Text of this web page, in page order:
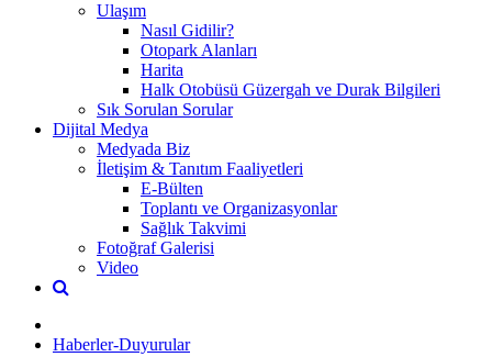
Ulaşım
Nasıl Gidilir?
Otopark Alanları
Harita
Halk Otobüsü Güzergah ve Durak Bilgileri
Sık Sorulan Sorular
Dijital Medya
Medyada Biz
İletişim & Tanıtım Faaliyetleri
E-Bülten
Toplantı ve Organizasyonlar
Sağlık Takvimi
Fotoğraf Galerisi
Video
Haberler-Duyurular